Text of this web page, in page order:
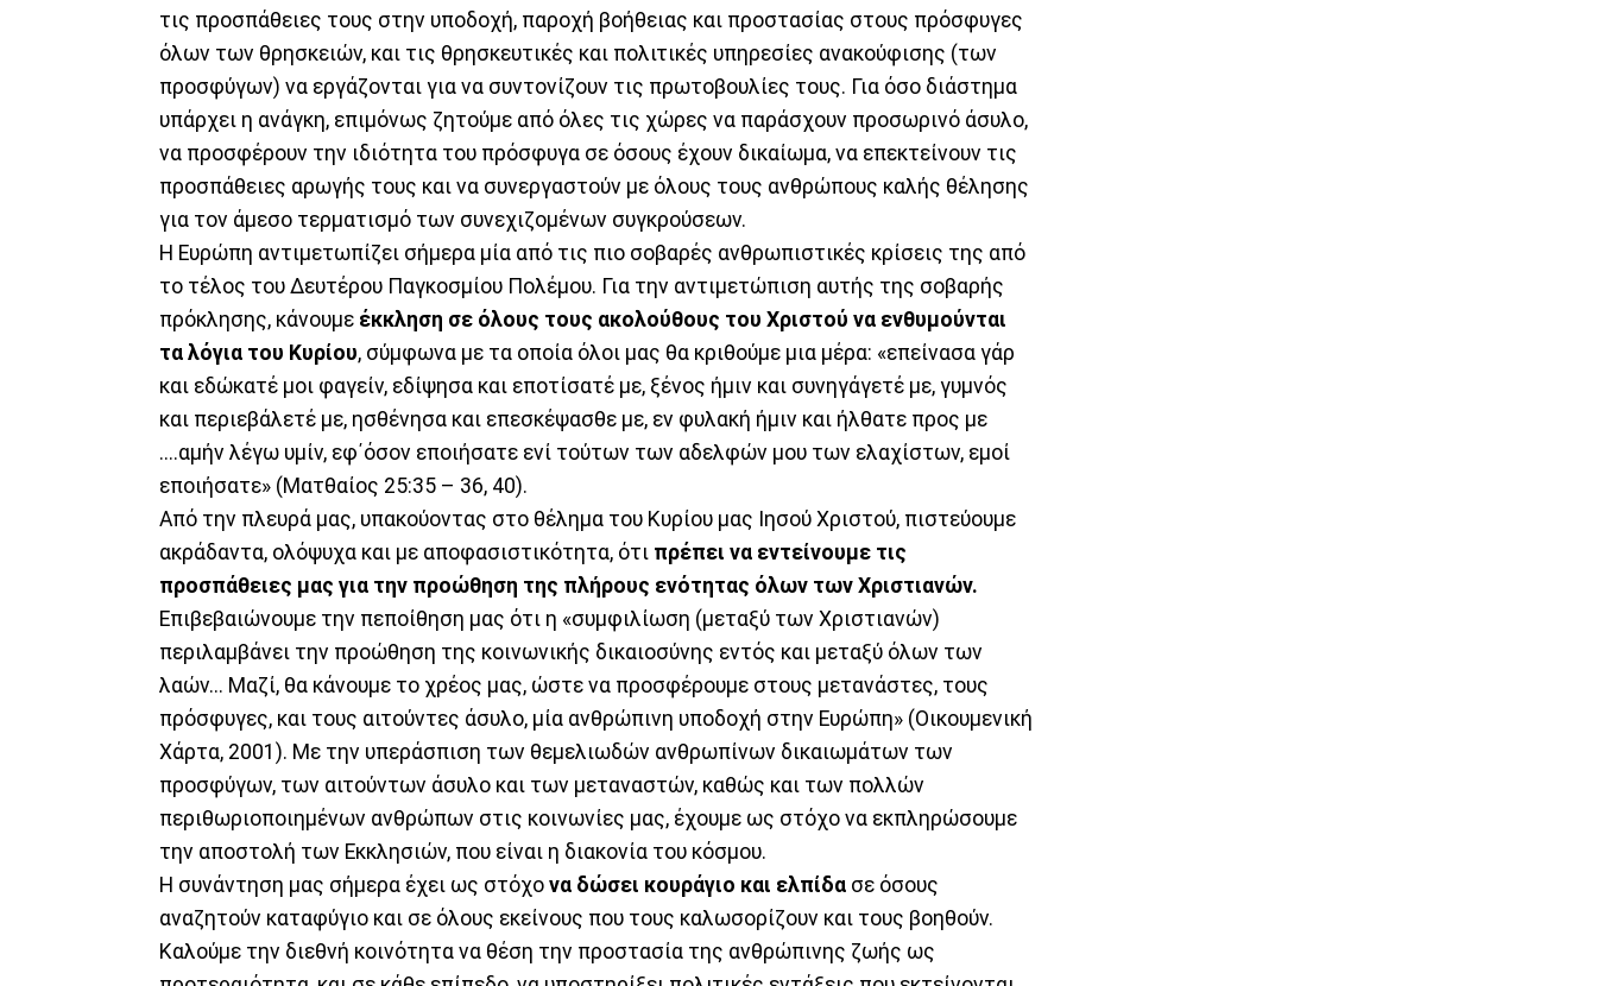
τις προσπάθειες τους στην υποδοχή, παροχή βοήθειας και προστασίας στους πρόσφυγες
όλων των θρησκειών, και τις θρησκευτικές και πολιτικές υπηρεσίες ανακούφισης (των
προσφύγων) να εργάζονται για να συντονίζουν τις πρωτοβουλίες τους. Για όσο διάστημα
υπάρχει η ανάγκη, επιμόνως ζητούμε από όλες τις χώρες να παράσχουν προσωρινό άσυλο,
να προσφέρουν την ιδιότητα του πρόσφυγα σε όσους έχουν δικαίωμα, να επεκτείνουν τις
προσπάθειες αρωγής τους και να συνεργαστούν με όλους τους ανθρώπους καλής θέλησης
για τον άμεσο τερματισμό των συνεχιζομένων συγκρούσεων.
Η Ευρώπη αντιμετωπίζει σήμερα μία από τις πιο σοβαρές ανθρωπιστικές κρίσεις της από
το τέλος του Δευτέρου Παγκοσμίου Πολέμου. Για την αντιμετώπιση αυτής της σοβαρής
πρόκλησης, κάνουμε έκκληση σε όλους τους ακολούθους του Χριστού να ενθυμούνται
τα λόγια του Κυρίου, σύμφωνα με τα οποία όλοι μας θα κριθούμε μια μέρα: «επείνασα γάρ
και εδώκατέ μοι φαγείν, εδίψησα και εποτίσατέ με, ξένος ήμιν και συνηγάγετέ με, γυμνός
και περιεβάλετέ με, ησθένησα και επεσκέψασθε με, εν φυλακή ήμιν και ήλθατε προς με
....αμήν λέγω υμίν, εφ΄όσον εποιήσατε ενί τούτων των αδελφών μου των ελαχίστων, εμοί
εποιήσατε» (Ματθαίος 25:35 – 36, 40).
Από την πλευρά μας, υπακούοντας στο θέλημα του Κυρίου μας Ιησού Χριστού, πιστεύουμε
ακράδαντα, ολόψυχα και με αποφασιστικότητα, ότι πρέπει να εντείνουμε τις
προσπάθειες μας για την προώθηση της πλήρους ενότητας όλων των Χριστιανών.
Επιβεβαιώνουμε την πεποίθηση μας ότι η «συμφιλίωση (μεταξύ των Χριστιανών)
περιλαμβάνει την προώθηση της κοινωνικής δικαιοσύνης εντός και μεταξύ όλων των
λαών... Μαζί, θα κάνουμε το χρέος μας, ώστε να προσφέρουμε στους μετανάστες, τους
πρόσφυγες, και τους αιτούντες άσυλο, μία ανθρώπινη υποδοχή στην Ευρώπη» (Οικουμενική
Χάρτα, 2001). Με την υπεράσπιση των θεμελιωδών ανθρωπίνων δικαιωμάτων των
προσφύγων, των αιτούντων άσυλο και των μεταναστών, καθώς και των πολλών
περιθωριοποιημένων ανθρώπων στις κοινωνίες μας, έχουμε ως στόχο να εκπληρώσουμε
την αποστολή των Εκκλησιών, που είναι η διακονία του κόσμου.
Η συνάντηση μας σήμερα έχει ως στόχο να δώσει κουράγιο και ελπίδα σε όσους
αναζητούν καταφύγιο και σε όλους εκείνους που τους καλωσορίζουν και τους βοηθούν.
Καλούμε την διεθνή κοινότητα να θέση την προστασία της ανθρώπινης ζωής ως